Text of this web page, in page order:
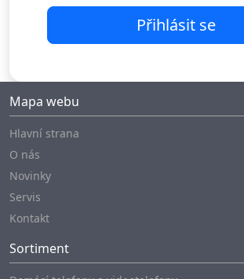
Přihlásit se
Mapa webu
Hlavní strana
O nás
Novinky
Servis
Kontakt
Sortiment